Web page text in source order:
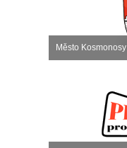
Město Kosmonosy